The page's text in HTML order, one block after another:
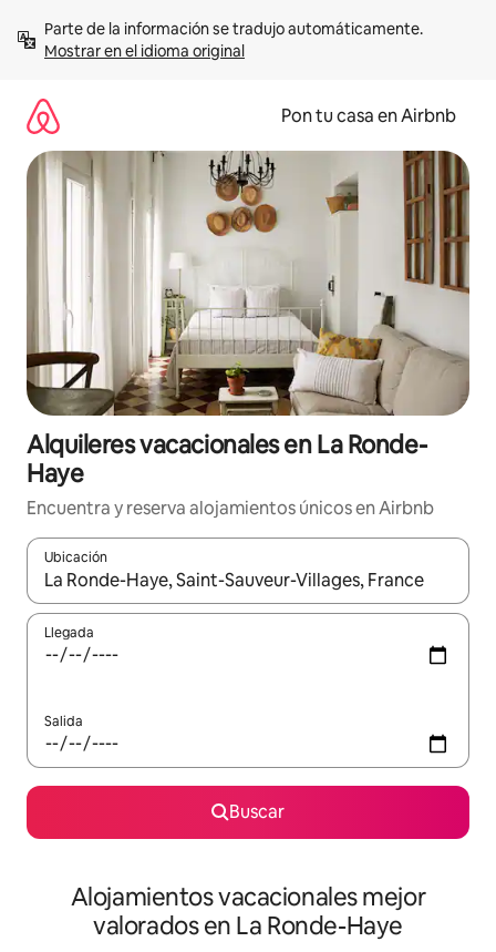
contenidoMostrar en el idioma original
Pon tu casa en Airbnb
Alquileres vacacionales en La Ronde-
Haye
Encuentra y reserva alojamientos únicos en Airbnb
Ubicación
Cuando los resultados estén disponibles, navega con las
Llegada
Salida
Buscar
Alojamientos vacacionales mejor
valorados en La Ronde-Haye